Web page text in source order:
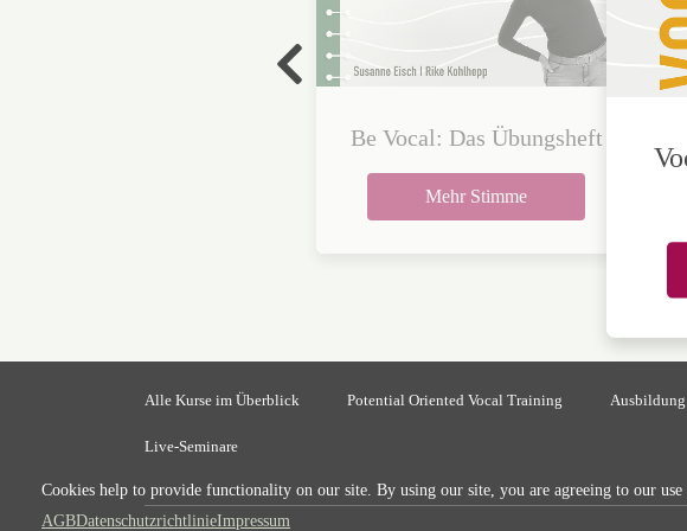
VocalGuide - hochwertige
Druckfassung
Be Vocal: Das Übungsheft
Mehr Stimme
Alle Kurse im Überblick Potential Oriented Vocal Training Ausbildung
Live-Seminare
Cookies help to provide functionality on our site. By using our site, you are agreeing to our use
AGBDatenschutzrichtlinieImpressum